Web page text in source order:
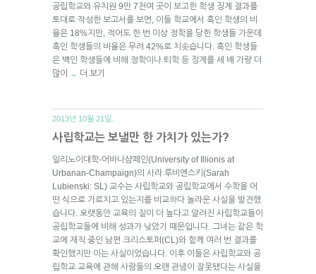
공립학교와 유치원 9만 7천여 곳이 보고한 학생 징계 결과를
토대로 작성한 보고서를 보면, 이들 학교에서 흑인 학생의 비
율은 18%지만, 적어도 한 번 이상 정학을 당한 학생들 가운데
흑인 학생들의 비율은 무려 42%로 치솟습니다. 흑인 학생들
은 백인 학생들에 비해 정학이나 퇴학 등 징계를 세 배 가량 더
많이
→ 더 보기
2013년 10월 21일.
사립학교는 보낼만 한 가치가 있는가?
일리노이대학-어바나샴페인(University of Illionis at
Urbanan-Champaign)의 사라 루비엔스키(Sarah
Lubienski: SL) 교수는 사립학교와 공립학교에서 수학을 어
떤 식으로 가르치고 있는지를 비교하다 놀라운 사실을 발견했
습니다. 오랫동안 교육의 질이 더 높다고 알려진 사립학교들이
공립학교들에 비해 성과가 낮았기 때문입니다. 그녀는 같은 학
교에 재직 중인 남편 크리스토퍼(CL)와 함께 여러 번 결과를
확인했지만 이는 사실이었습니다. 이후 이들은 사립학교와 공
립학교 교육에 관해 사람들의 오랜 관념이 잘못됐다는 사실을